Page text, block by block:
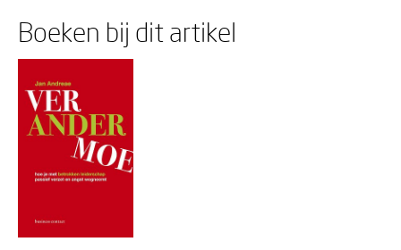
Boeken bij dit artikel